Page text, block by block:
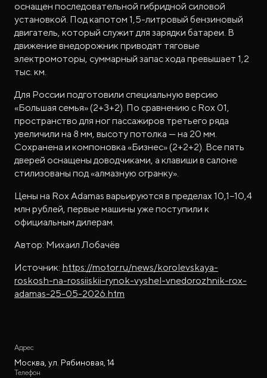
оснащен последовательной гибридной силовой
установкой. Под капотом 1,5-литровый бензиновый
двигатель, который служит для зарядки батареи. В
движение внедорожник приводят тяговые
электромоторы, суммарный запас хода превышает 1,2
тыс. км.
Для России подготовили специальную версию
«Большая семья» (2+3+2). По сравнению с Rox 01,
пространство для ног пассажиров третьего ряда
увеличили на 8 мм, высоту потолка — на 20 мм.
Сохранена и компоновка «Бизнес» (2+2+2). Все пять
дверей оснащены доводчиками, а клавиши в салоне
стилизованы под «алмазную огранку».
Цены на Rox Adamas варьируются в пределах 10,1−10,4
млн рублей, первые машины уже поступили к
официальным дилерам.
Автор: Михаил Лобачёв
Источник: https://motor.ru/news/korolevskaya-
roskosh-na-rossiiskii-rynok-vyshel-vnedorozhnik-rox-
adamas-25-05-2026.htm
Адрес
Москва, ул. Рябиновая, 14
Телефон